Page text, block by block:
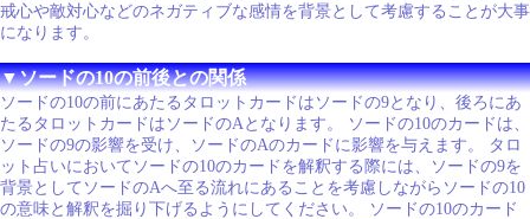
戒心や敵対心などのネガティブな感情を背景として考慮することが大事
になります。
▼ソードの10の前後との関係
ソードの10の前にあたるタロットカードはソードの9となり、後ろにあ
たるタロットカードはソードのAとなります。 ソードの10のカードは、
ソードの9の影響を受け、ソードのAのカードに影響を与えます。 タロ
ット占いにおいてソードの10のカードを解釈する際には、ソードの9を
背景としてソードのAへ至る流れにあることを考慮しながらソードの10
の意味と解釈を掘り下げるようにしてください。 ソードの10のカード